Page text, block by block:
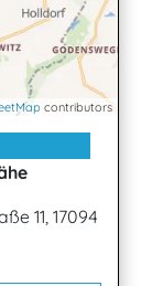
contributors
11, 17094